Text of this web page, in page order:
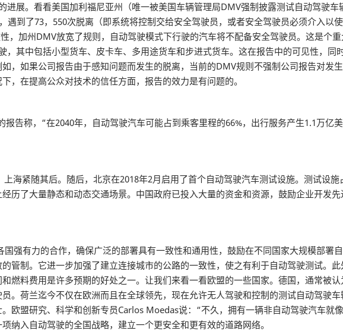
展。看看美国加利福尼亚州（唯一被美国车辆管理局DMV强制披露测试自动驾驶车
到了73，550次脱离（即系统将控制交给安全驾驶员，或者安全驾驶员必须介入以
，加州DMV放宽了规则，自动驾驶模式下行驶的汽车将不配备安全驾驶员。这是个
其中包括小型货车、皮卡车、多用途货车和步进式货车。这在报告中的可见性，同
，如果公司报告由于感知问题而发生的脱离，当前的DMV规则不强制公司报告对发
，在提高公众对技术的信任方面，报告的效力是有问题的。
告称，“在2040年，自动驾驶汽车可能占到乘客里程的66%，出行服务产生1.1万亿
海紧随其后。随后，北京在2018年2月启用了首个自动驾驶汽车测试设施。测试设施
历了大量静态和动态交通场景。中国政府已投入大量的资金和资源，鼓励企业开发
强有力的合作，确保广泛的部署具有一致性和通用性，鼓励在不同国家大规模部署
管制。它进一步加强了建立连接城市的公路的一致性，使之有利于自动驾驶测试。
燃料费用是许多预期的好处之一。让我们来看一看欧盟的一些国家。德国，通常被
。荷兰迄今不仅在欧洲而且在全球领先，现在允许无人驾驶和控制的测试自动驾驶
欧盟研究、科学和创新专员Carlos Moedas说：“不久，拥有一辆非自动驾驶汽车就
纳入自动驾驶的全国战略，建立一个更安全和更有效的道路网络。